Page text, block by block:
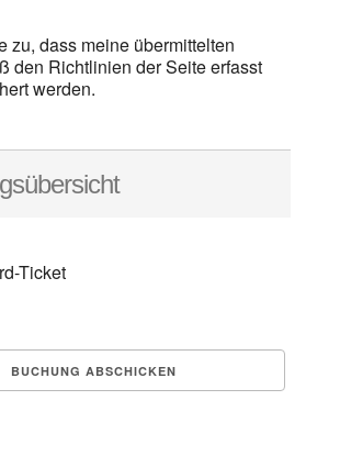
zu, dass meine übermittelten
den Richtlinien der Seite erfasst
werden.
Ticket